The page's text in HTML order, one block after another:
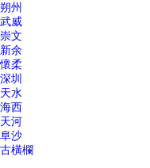
朔州
武威
崇文
新余
懷柔
深圳
天水
海西
天河
阜沙
古橫欄